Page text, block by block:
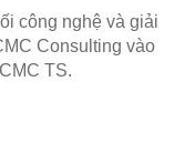
công nghệ và giải
Consulting vào
TS.